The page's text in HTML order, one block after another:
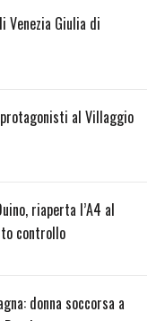
Venezia Giulia di
al Villaggio
riaperta l’A4 al
controllo
donna soccorsa a